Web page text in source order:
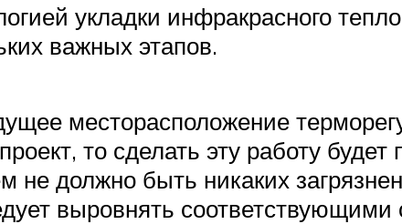
укладки инфракрасного
важных этапов.
месторасположение
то сделать эту работу
не должно быть никаких
выровнять